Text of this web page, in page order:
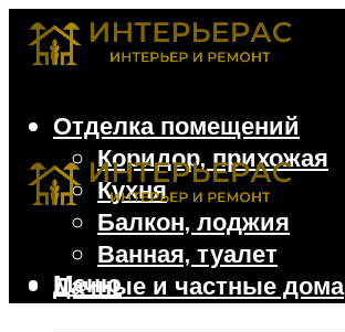
Отделка помещений
Коридор, прихожая
Кухня
Балкон, лоджия
Ванная, туалет
Дачные и частные дома
Меню